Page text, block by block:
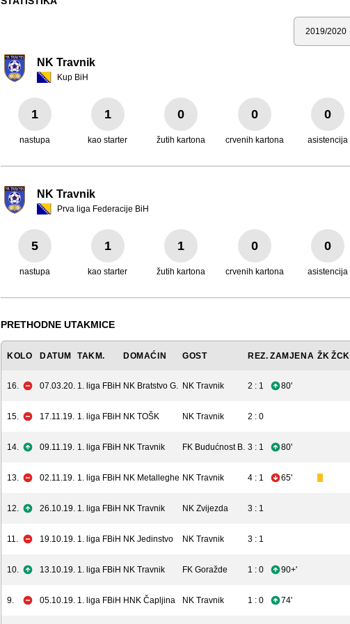
Sezona
NK Travnik
Kup BiH
1
nastupa
1
kao starter
0
žutih kartona
0
crvenih kartona
0
asistencija
NK Travnik
Prva liga Federacije BiH
5
nastupa
1
kao starter
1
žutih kartona
0
crvenih kartona
0
asistencija
PRETHODNE UTAKMICE
KOLO DATUM TAKM. DOMAĆIN GOST REZ. ZAMJENA ŽK ŽCK
16. 07.03.20. 1. liga FBiH NK Bratstvo G. NK Travnik 2 : 1 80'
15. 17.11.19. 1. liga FBiH NK TOŠK NK Travnik 2 : 0
14. 09.11.19. 1. liga FBiH NK Travnik FK Budućnost B. 3 : 1 80'
13. 02.11.19. 1. liga FBiH NK Metalleghe NK Travnik 4 : 1 65'
12. 26.10.19. 1. liga FBiH NK Travnik NK Zvijezda 3 : 1
11. 19.10.19. 1. liga FBiH NK Jedinstvo NK Travnik 3 : 1
10. 13.10.19. 1. liga FBiH NK Travnik FK Goražde 1 : 0 90+'
9. 05.10.19. 1. liga FBiH HNK Čapljina NK Travnik 1 : 0 74'